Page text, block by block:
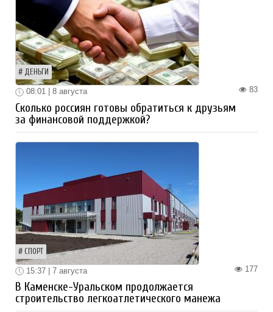
ДЕНЬГИ
83
08:01 | 8 августа
Сколько россиян готовы обратиться к друзьям
за финансовой поддержкой?
СПОРТ
177
15:37 | 7 августа
В Каменске-Уральском продолжается
строительство легкоатлетического манежа